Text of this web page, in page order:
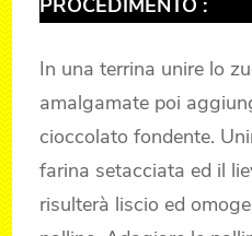
PROCEDIMENTO :
In una terrina unire lo
amalgamate poi
cioccolato fondente.
farina setacciata ed il
risulterà liscio ed